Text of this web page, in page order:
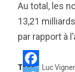
Au total, les
13,21
par rapport à
Tags: Luc